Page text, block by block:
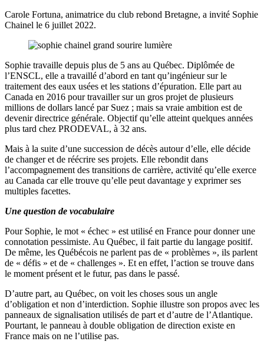
Carole Fortuna, animatrice du club rebond Bretagne, a invité Sophie
Chainel le 6 juillet 2022.
Sophie travaille depuis plus de 5 ans au Québec. Diplômée de
l’ENSCL, elle a travaillé d’abord en tant qu’ingénieur sur le
traitement des eaux usées et les stations d’épuration. Elle part au
Canada en 2016 pour travailler sur un gros projet de plusieurs
millions de dollars lancé par Suez ; mais sa vraie ambition est de
devenir directrice générale. Objectif qu’elle atteint quelques années
plus tard chez PRODEVAL, à 32 ans.
Mais à la suite d’une succession de décès autour d’elle, elle décide
de changer et de réécrire ses projets. Elle rebondit dans
l’accompagnement des transitions de carrière, activité qu’elle exerce
au Canada car elle trouve qu’elle peut davantage y exprimer ses
multiples facettes.
Une question de vocabulaire
Pour Sophie, le mot « échec » est utilisé en France pour donner une
connotation pessimiste. Au Québec, il fait partie du langage positif.
De même, les Québécois ne parlent pas de « problèmes », ils parlent
de « défis » et de « challenges ». Et en effet, l’action se trouve dans
le moment présent et le futur, pas dans le passé.
D’autre part, au Québec, on voit les choses sous un angle
d’obligation et non d’interdiction. Sophie illustre son propos avec les
panneaux de signalisation utilisés de part et d’autre de l’Atlantique.
Pourtant, le panneau à double obligation de direction existe en
France mais on ne l’utilise pas.